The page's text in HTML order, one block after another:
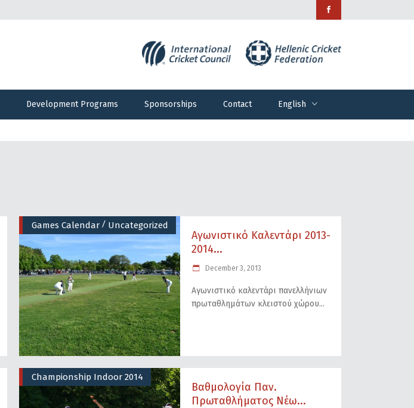
Development Programs Sponsorships Contact English
Games Calendar / Uncategorized
Αγωνιστικό Καλεντάρι 2013-
2014...
December 3, 2013
Αγωνιστικό καλεντάρι πανελλήνιων
πρωταθλημάτων κλειστού χώρου
Championship Indoor 2014
Βαθμολογία Παν.
Πρωταθλήματος Νέω...